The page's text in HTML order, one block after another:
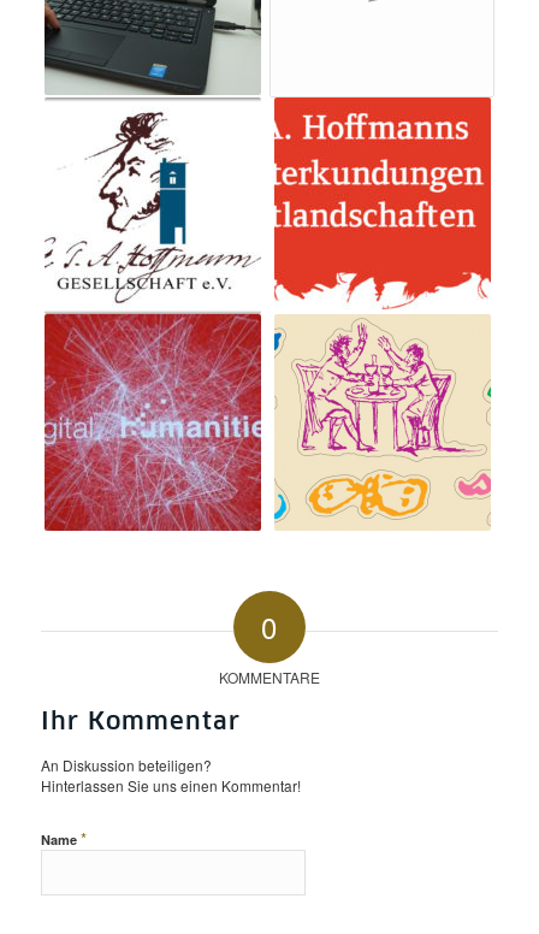
0
KOMMENTARE
Ihr Kommentar
An Diskussion beteiligen?
Hinterlassen Sie uns einen Kommentar!
Name *